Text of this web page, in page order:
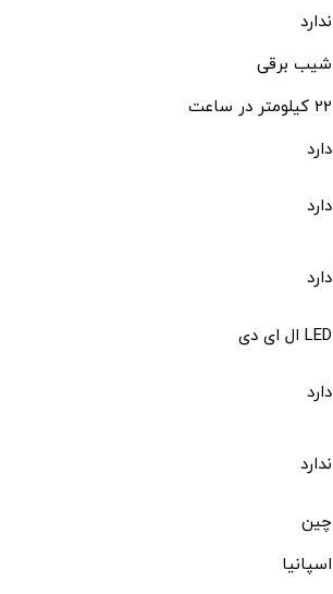
ندارد
شیب برقی
22 کیلومتر در ساعت
دارد
دارد
دارد
LED ال ای دی
دارد
ندارد
چین
اسپانیا